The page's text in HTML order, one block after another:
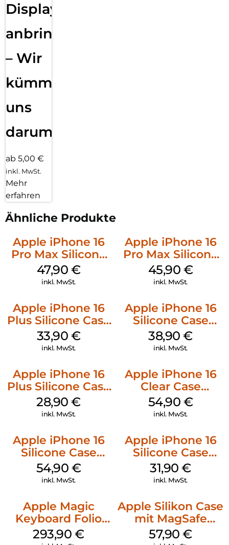
Displayfolie
anbringen
– Wir
kümmern
uns
darum!
ab 5,00 €
inkl. MwSt.
Mehr
erfahren
Ähnliche Produkte
Apple iPhone 16
Pro Max Silicone
Case MagSafe
Black
47,90 €
inkl. MwSt.
Apple iPhone 16
Pro Max Silicone
Case MagSafe
Ultramarine
45,90 €
inkl. MwSt.
Apple iPhone 16
Plus Silicone Case
MagSafe Lake
Green
33,90 €
inkl. MwSt.
Apple iPhone 16
Silicone Case
MagSafe
Ultramarine
38,90€
inkl. MwSt.
Apple iPhone 16
Plus Silicone Case
MagSafe Black
28,90€
inkl. MwSt.
Apple iPhone 16
Clear Case
MagSafe
Transparent
54,90 €
inkl. MwSt.
Apple iPhone 16
Silicone Case
MagSafe Black
54,90 €
inkl. MwSt.
Apple iPhone 16
Silicone Case
MagSafe Fuchsia
31,90€
inkl. MwSt.
Apple Magic
Keyboard Folio
iPad 10.9″ (10.Gen.)
293,90€
Apple Silikon Case
mit MagSafe
iPhone 14 Pro
57,90€